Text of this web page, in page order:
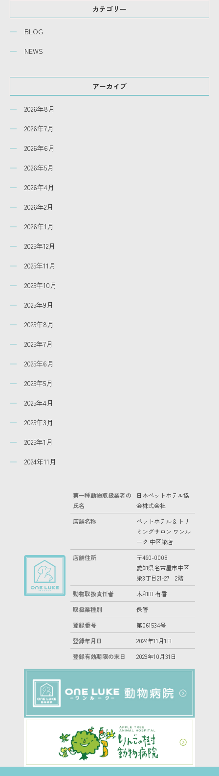
カテゴリー
BLOG
NEWS
アーカイブ
2026年8月
2026年7月
2026年6月
2026年5月
2026年4月
2026年2月
2026年1月
2025年12月
2025年11月
2025年10月
2025年9月
2025年8月
2025年7月
2025年6月
2025年5月
2025年4月
2025年3月
2025年1月
2024年11月
第一種動物取扱業者の
氏名
日本ペットホテル協
会株式会社
店舗名称
ペットホテル & トリ
ミングサロン ワンル
ーク 中区栄店
店舗住所
〒460-0008
愛知県名古屋市中区
栄3丁目21-27 2階
動物取扱責任者
木和田 有香
取扱業種別
保管
登録番号
第061534号
登録年月日
2024年11月1日
登録有効期限の末日
2029年10月31日